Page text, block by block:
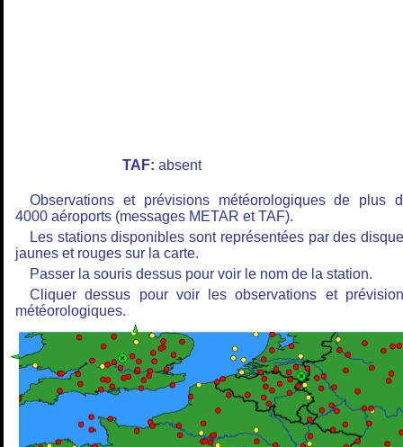
TAF: absent
Observations et prévisions météorologiques de plus
4000 aéroports (messages METAR et TAF).
Les stations disponibles sont représentées par des
jaunes et rouges sur la carte.
Passer la souris dessus pour voir le nom de la station.
Cliquer dessus pour voir les observations et
météorologiques.